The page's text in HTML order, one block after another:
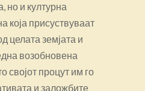
но и културна
која присуствуваат
целата земјата и
возобновена
својот процут им го
и заложбите